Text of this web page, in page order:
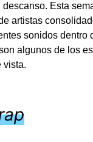
descanso. Esta
artistas
sonidos dentro
algunos de los
vista.